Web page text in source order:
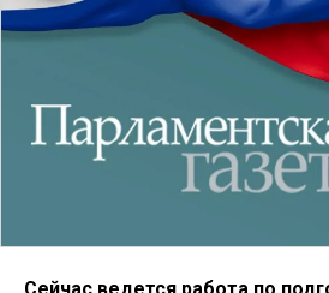
Сейчас ведется работа по